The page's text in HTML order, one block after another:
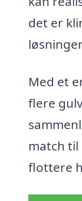
det er
Med et
flere
match
flottere